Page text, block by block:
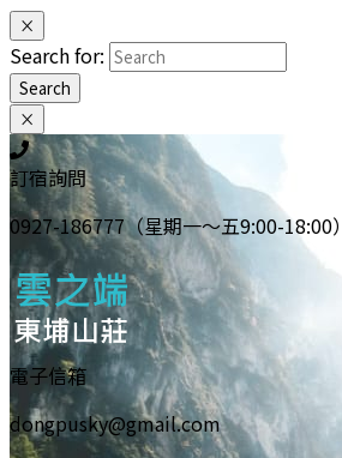
×
Search for:
Search
×
訂宿詢問
0927-186777（星期一～五9:00-18:00）
電子信箱
dongpusky@gmail.com